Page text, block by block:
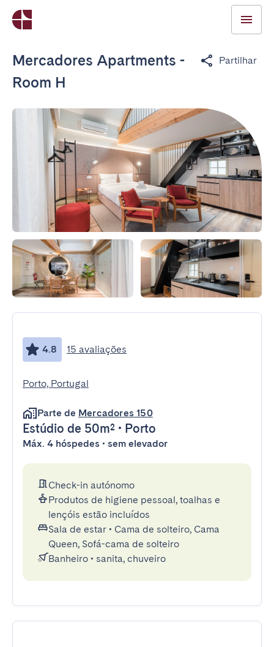
Mercadores Apartments -
Room H
Partilhar
4.8 15 avaliações
Porto, Portugal
Parte de Mercadores 150
Estúdio de 50m² • Porto
Máx. 4 hóspedes • sem elevador
Check-in autónomo
Produtos de higiene pessoal, toalhas e
lençóis estão incluídos
Sala de estar • Cama de solteiro, Cama
Queen, Sofá-cama de solteiro
Banheiro • sanita, chuveiro